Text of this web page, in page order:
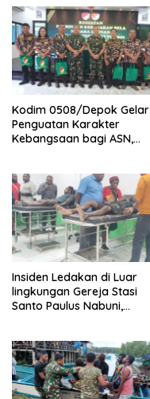
Kodim 0508/Depok Gelar
Penguatan Karakter
Kebangsaan bagi ASN,
Insiden Ledakan di Luar
lingkungan Gereja Stasi
Santo Paulus Nabuni,